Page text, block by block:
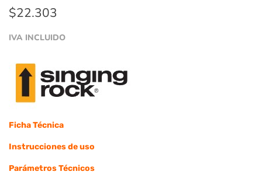
$22.303
IVA INCLUIDO
Ficha Técnica
Instrucciones de uso
Parámetros Técnicos